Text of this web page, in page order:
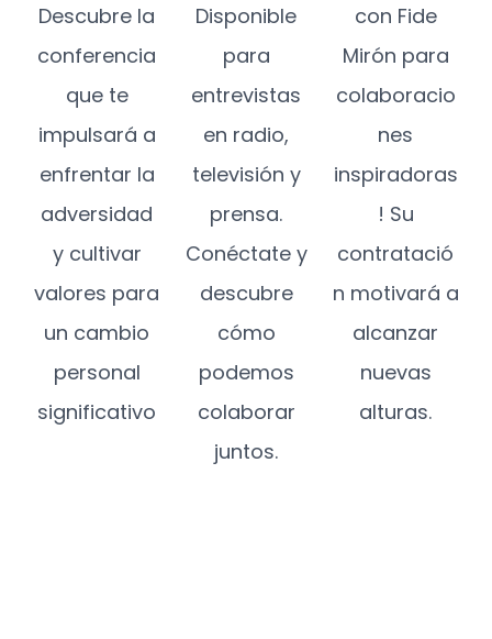
con Fide
Mirón para
colaboracio
nes
inspiradoras
! Su
contratació
n motivará a
alcanzar
nuevas
alturas.
Disponible
para
entrevistas
en radio,
televisión y
prensa.
Conéctate y
descubre
cómo
podemos
colaborar
juntos.
Descubre la
conferencia
que te
impulsará a
enfrentar la
adversidad
y cultivar
valores para
un cambio
personal
significativo